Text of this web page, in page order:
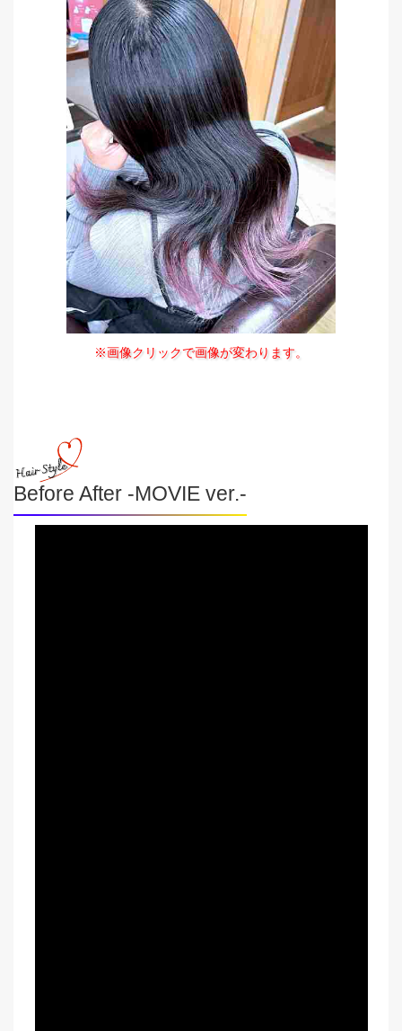
※画像クリックで画像が変わります。
Before After -MOVIE ver.-